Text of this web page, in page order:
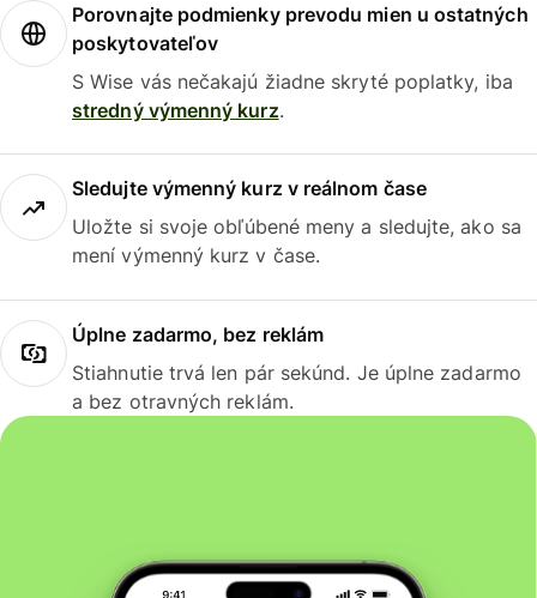
Porovnajte podmienky prevodu mien u ostatných
poskytovateľov
S Wise vás nečakajú žiadne skryté poplatky, iba
stredný výmenný kurz.
Sledujte výmenný kurz v reálnom čase
Uložte si svoje obľúbené meny a sledujte, ako sa
mení výmenný kurz v čase.
Úplne zadarmo, bez reklám
Stiahnutie trvá len pár sekúnd. Je úplne zadarmo
a bez otravných reklám.